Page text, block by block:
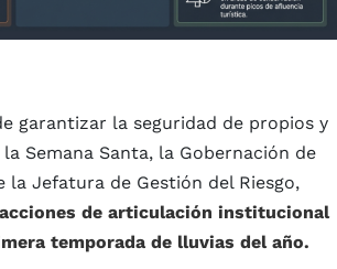
garantizar la seguridad de propios y
Semana Santa, la Gobernación de
la Jefatura de Gestión del Riesgo,
de articulación institucional
temporada de lluvias del año.